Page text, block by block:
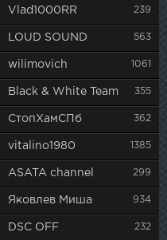
Vlad1000RR 239
LOUD SOUND 563
wilimovich 1061
Black & White Team 355
СтопХамСПб 362
vitalino1980 1385
ASATA channel 299
Яковлев Миша 934
DSC OFF 232